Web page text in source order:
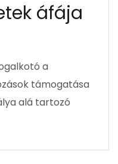
áfája
a
támogatása
alá tartozó